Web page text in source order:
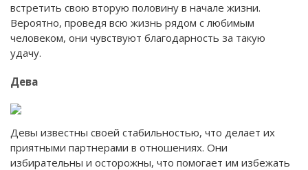
встретить свою вторую половину в начале жизни.
Вероятно, проведя всю жизнь рядом с любимым
человеком, они чувствуют благодарность за такую
удачу.
Дева
Девы известны своей стабильностью, что делает их
приятными партнерами в отношениях. Они
избирательны и осторожны, что помогает им избежать